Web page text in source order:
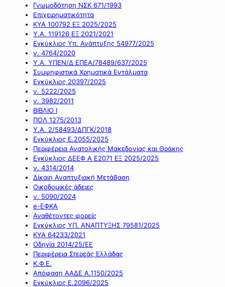
Γνωμοδότηση ΝΣΚ 671/1993
Επιχειρηματικότητα
ΚΥΑ 100792 ΕΞ 2025/2025
Υ.Α. 119126 ΕΞ 2021/2021
Εγκύκλιος Υπ. Ανάπτυξης 54977/2025
ν. 4764/2020
Υ.Α. ΥΠΕΝ/Δ ΕΠΕΑ/78489/637/2025
Συμψηφιστικά Χρηματικά Εντάλματα
Εγκύκλιος 20397/2025
ν. 5222/2025
ν. 3982/2011
ΒΙΒΛΙΟ Ι
ΠΟΛ 1275/2013
Υ.Α. 2/58493/ΔΠΓΚ/2018
Εγκύκλιος Ε.2055/2025
Περιφέρεια Ανατολικής Μακεδονίας και Θράκης
Εγκύκλιος ΔΕΕΦ Α Ε2071 ΕΞ 2025/2025
ν. 4314/2014
Δίκαιη Αναπτυξιακή Μετάβαση
Οικοδομικές άδειες
ν. 5090/2024
e-ΕΦΚΑ
Αναθέτοντες φορείς
Εγκύκλιος ΥΠ. ΑΝΑΠΤΥΞΗΣ 79581/2025
ΚΥΑ 64233/2021
Οδηγία 2014/25/ΕΕ
Περιφέρεια Στερεάς Ελλάδας
Κ.Φ.Ε.
Απόφαση ΑΑΔΕ Α.1150/2025
Εγκύκλιος Ε.2096/2025